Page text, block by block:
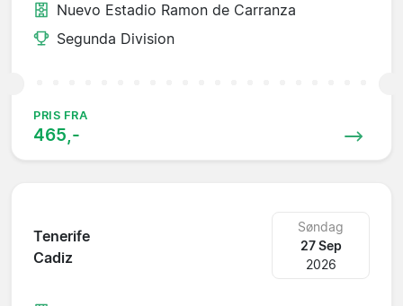
Nuevo Estadio Ramon de Carranza
Segunda Division
PRIS FRA
465,-
Tenerife
Cadiz
Søndag
27 Sep
2026